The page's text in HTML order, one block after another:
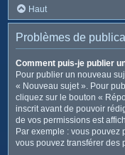
Haut
Problèmes de
Comment puis-je publier
Pour publier un nouveau
« Nouveau sujet ». Pour
cliquez sur le bouton «
inscrit avant de pouvoir
de vos permissions est
Par exemple : vous pouvez
vous pouvez transférer des